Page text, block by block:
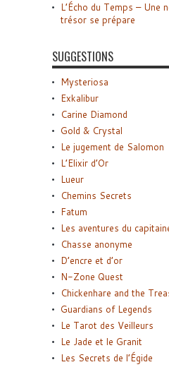
L’Écho du Temps – Une
trésor se prépare
SUGGESTIONS
Mysteriosa
Exkalibur
Carine Diamond
Gold & Crystal
Le jugement de Salomon
L’Elixir d’Or
Lueur
Chemins Secrets
Fatum
Les aventures du
Chasse anonyme
D’encre et d’or
N-Zone Quest
Chickenhare and the
Guardians of Legends
Le Tarot des Veilleurs
Le Jade et le Granit
Les Secrets de l’Égide